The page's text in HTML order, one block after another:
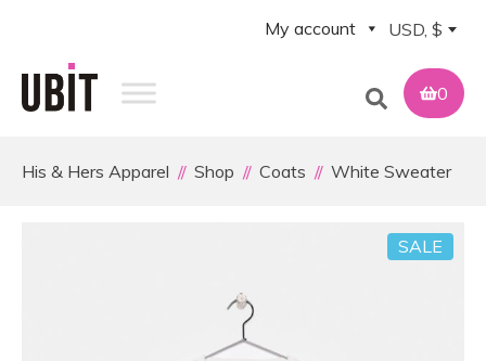
My account USD, $
0
His & Hers Apparel Shop Coats White Sweater
SALE